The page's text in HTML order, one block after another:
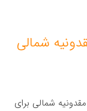
شمالی
شمالی برای